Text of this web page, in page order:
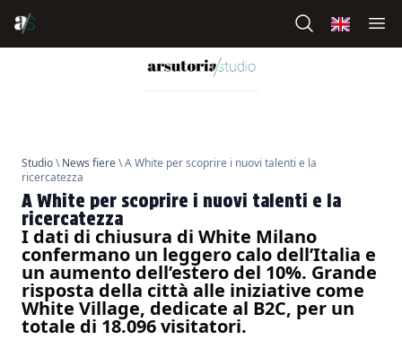
Studio\News fiere\ A White per scoprire i nuovi talenti e la
ricercatezza
A White per scoprire i nuovi talenti e la
ricercatezza
I dati di chiusura di White Milano
confermano un leggero calo dell’Italia e
un aumento dell’estero del 10%. Grande
risposta della città alle iniziative come
White Village, dedicate al B2C, per un
totale di 18.096 visitatori.